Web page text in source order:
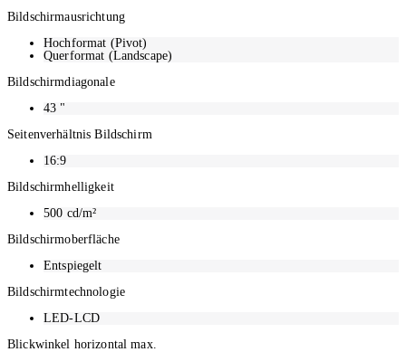
Bildschirmausrichtung
Hochformat (Pivot)
Querformat (Landscape)
Bildschirmdiagonale
43 "
Seitenverhältnis Bildschirm
16:9
Bildschirmhelligkeit
500 cd/m²
Bildschirmoberfläche
Entspiegelt
Bildschirmtechnologie
LED-LCD
Blickwinkel horizontal max.